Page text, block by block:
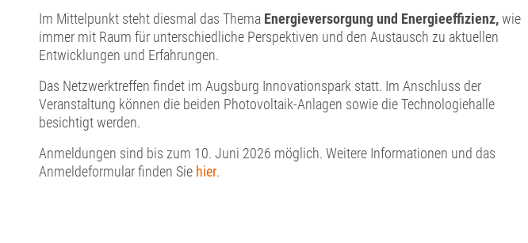
Im Mittelpunkt steht diesmal das Thema Energieversorgung und Energieeffizienz,wie
immer mit Raum für unterschiedliche Perspektiven und den Austausch zu aktuellen
Entwicklungen und Erfahrungen.
Das Netzwerktreffen findet im Augsburg Innovationspark statt. Im Anschluss der
Veranstaltung können die beiden Photovoltaik-Anlagen sowie die Technologiehalle
besichtigt werden.
Anmeldungen sind bis zum 10. Juni 2026 möglich. Weitere Informationen und das
Anmeldeformular finden Sie hier.